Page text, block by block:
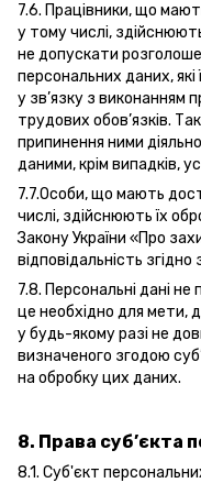
7.6. Працівники, що
у тому числі,
не допускати
персональних даних, які
у зв’язку з виконанням
трудових обов’язків.
припинення ними
даними, крім випадків,
7.7.Особи, що мають
числі, здійснюють їх
Закону України «Про
відповідальність
7.8. Персональні дані не
це необхідно для мети,
у будь-якому разі не
визначеного згодою
на обробку цих даних.
8. Права суб’єкта
8.1. Суб'єкт